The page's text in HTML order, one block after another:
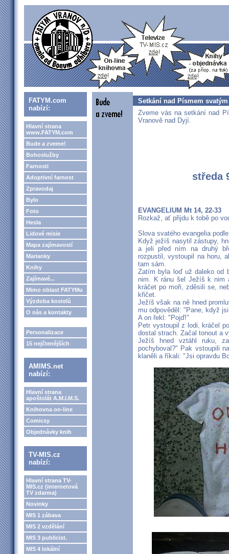
FATYM.com
nabízí:
Hlavní strana
www.FATYM.com
Bude a zveme!
Bohoslužby
Farnosti
Adoptivní farnost
Zpravodaj
Bylo
Foto
Hesla
Lidové misie
Mapa zajímavostí
Marianky
Knihy
Zajímavé...
Mimo oblast FATYMu
Výzdoba kostelů
O nás a kontakty
Personalizace
15 nejčtenějších
AMIMS.net
nabízí:
Hlavní strana
apoštolát A.M.I.M.S.
Knihovna on-line
Comicsy
Objednávky knih
TV-MIS.cz
nabízí:
Hlavní strana TV-
MIS.cz (internetová
TV zdarma)
Novinky
MIS 1 zábava
MIS 2 vzdělání
MIS 3 publicist.
MIS 4 lokální
Setkání nad Písmem
Zveme vás na setkání nad
Vranově nad Dyjí.
středa
EVANGELIUM Mt 14, 22-33
Rozkaž, ať přijdu k tobě po
Slova svatého evangelia
Když ježíš nasytil zástupy,
a jeli před ním na druhý
rozpustil, vystoupil na horu,
tam sám.
Zatím byla loď už daleko od
nim. K ránu šel Ježíš k nim
kráčet po moři, zděsili se,
křičet.
Ježíš však na ně hned
mu odpověděl: "Pane, když
A on řekl: "Pojď!"
Petr vystoupil z lodi, kráčel
dostal strach. Začal tonout a
Ježíš hned vztáhl ruku,
pochyboval?" Pak vstoupili
klaněli a říkali: "Jsi opravdu